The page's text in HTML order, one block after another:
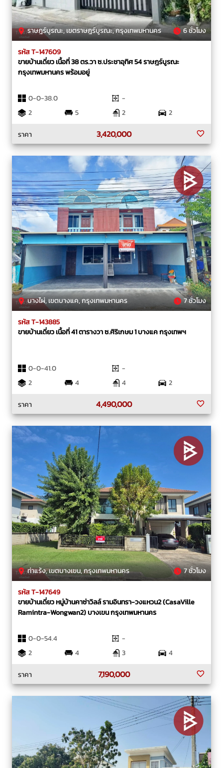
ราษฎร์บูรณะ, เขตราษฎร์บูรณะ, กรุงเทพมหานคร 6 ชั่วโมง
รหัส T-147609
ขายบ้านเดี่ยว เนื้อที่ 38 ตร.วา ซ.ประชาอุทิศ 54 ราษฎร์บูรณะ
กรุงเทพมหานคร พร้อมอยู่
0-0-38.0
-
2
5 2
2
ราคา
3,420,000
บางไผ่, เขตบางแค, กรุงเทพมหานคร 7 ชั่วโมง
รหัส T-143885
ขายบ้านเดี่ยว เนื้อที่ 41 ตารางวา ซ.ศิริเกษม 1 บางแค กรุงเทพฯ
0-0-41.0
-
2
4 4
2
ราคา
4,490,000
ท่าแร้ง, เขตบางเขน, กรุงเทพมหานคร 7 ชั่วโมง
รหัส T-147649
ขายบ้านเดี่ยว หมู่บ้านคาซ่าวิลล์ รามอินทรา-วงแหวน2 (CasaVille
Ramintra-Wongwan2) บางเขน กรุงเทพมหานคร
0-0-54.4
-
2
4 3
4
ราคา
7,190,000